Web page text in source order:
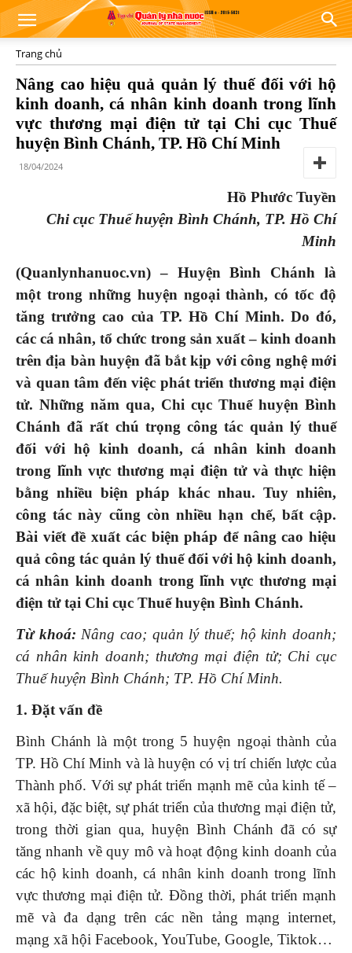
Trang chủ
Nâng cao hiệu quả quản lý thuế đối với hộ
kinh doanh, cá nhân kinh doanh trong lĩnh
vực thương mại điện tử tại Chi cục Thuế
huyện Bình Chánh, TP. Hồ Chí Minh
18/04/2024
Hồ Phước Tuyền
Chi cục Thuế huyện Bình Chánh, TP. Hồ Chí
Minh
(Quanlynhanuoc.vn) – Huyện Bình Chánh là
một trong những huyện ngoại thành, có tốc độ
tăng trưởng cao của TP. Hồ Chí Minh. Do đó,
các cá nhân, tổ chức trong sản xuất–kinh doanh
trên địa bàn huyện đã bắt kịp với công nghệ mới
và quan tâm đến việc phát triển thương mại điện
tử. Những năm qua, Chi cục Thuế huyện Bình
Chánh đã rất chú trọng công tác quản lý thuế
đối với hộ kinh doanh, cá nhân kinh doanh
trong lĩnh vực thương mại điện tửvà thực hiện
bằng nhiềubiện pháp khác nhau. Tuy nhiên,
công tác này cũng còn nhiều hạn chế, bất cập.
Bài viết đề xuất các biện pháp để nâng cao hiệu
quả công tác quản lý thuế đối với hộ kinh doanh,
cá nhân kinh doanh trong lĩnh vực thương mại
điện tử tại Chi cục Thuế huyện Bình Chánh.
Từ khoá: Nâng cao; quản lý thuế; hộ kinh doanh;
cá nhân kinh doanh; thương mại điện tử; Chi cục
Thuế huyện Bình Chánh; TP. Hồ Chí Minh.
1. Đặt vấn đề
Bình Chánh là một trong 5 huyện ngoại thành của
TP. Hồ Chí Minh và là huyện có vị trí chiến lược của
Thành phố. Với sự phát triển mạnh mẽ của kinh tế –
xã hội, đặc biệt, sự phát triển của thương mại điện tử,
trong thời gian qua, huyện Bình Chánh đã có sự
tăng nhanh về quy mô và hoạt động kinh doanh của
các hộ kinh doanh, cá nhân kinh doanh trong lĩnh
vực thương mại điện tử. Đồng thời, phát triển mạnh
mẽ và đa dạng trên các nền tảng mạng internet,
mạng xã hội Facebook, YouTube, Google, Tiktok…